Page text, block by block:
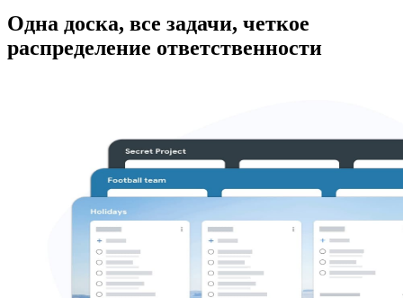
Одна доска, все задачи, четкое
распределение ответственности